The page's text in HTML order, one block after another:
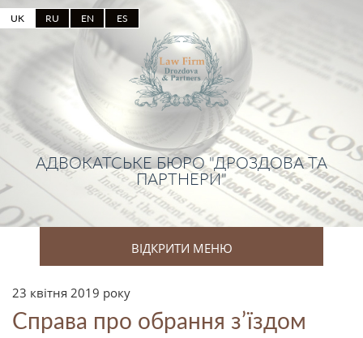
UK RU EN ES
АДВОКАТСЬКЕ БЮРО "ДРОЗДОВА ТА
ПАРТНЕРИ"
ВІДКРИТИ МЕНЮ
23 квітня 2019 року
Справа про обрання з’їздом